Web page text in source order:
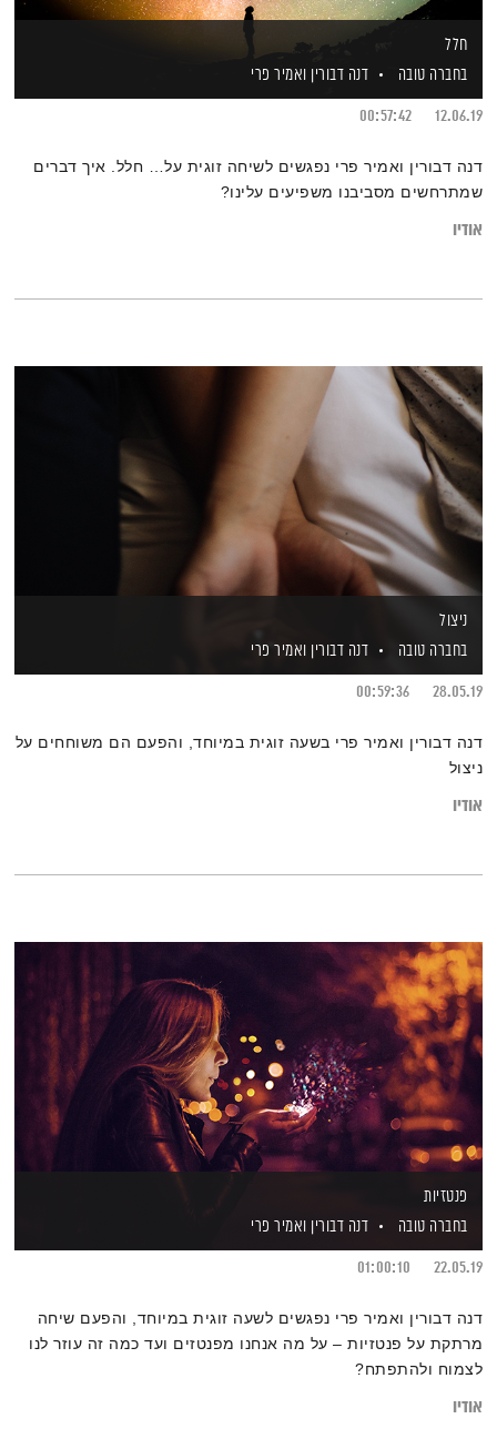
חלל
בחברה טובה
דנה דבורין ואמיר פרי
12.06.19
00:57:42
דנה דבורין ואמיר פרי נפגשים לשיחה זוגית על… חלל. איך דברים
שמתרחשים מסביבנו משפיעים עלינו?
אודיו
ניצול
בחברה טובה
דנה דבורין ואמיר פרי
28.05.19
00:59:36
דנה דבורין ואמיר פרי בשעה זוגית במיוחד, והפעם הם משוחחים על
ניצול
אודיו
פנטזיות
בחברה טובה
דנה דבורין ואמיר פרי
22.05.19
01:00:10
דנה דבורין ואמיר פרי נפגשים לשעה זוגית במיוחד, והפעם שיחה
מרתקת על פנטזיות – על מה אנחנו מפנטזים ועד כמה זה עוזר לנו
לצמוח ולהתפתח?
אודיו